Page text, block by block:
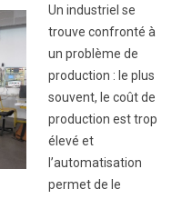
Un industriel se
trouve confronté à
un problème de
production : le plus
souvent, le coût de
production est trop
élevé et
l’automatisation
permet de le